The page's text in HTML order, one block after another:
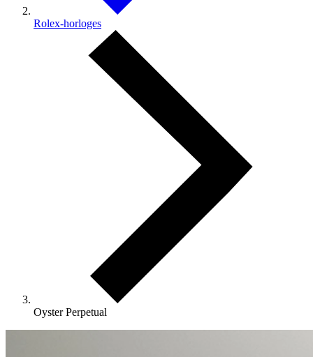
Rolex-horloges
Oyster Perpetual